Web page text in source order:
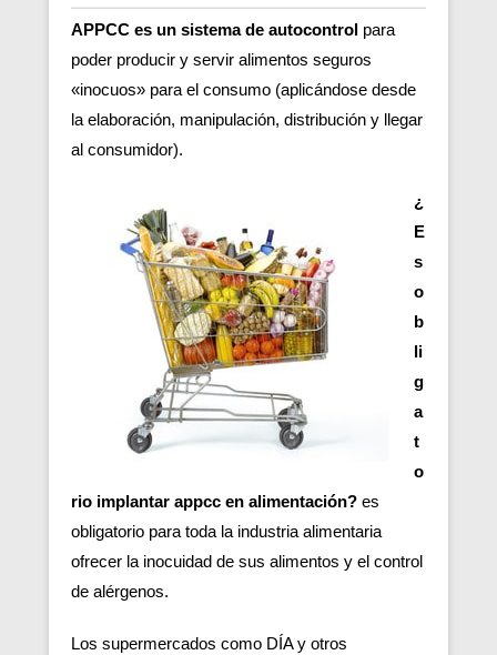
APPCC es un sistema de autocontrol para
poder producir y servir alimentos seguros
«inocuos» para el consumo (aplicándose desde
la elaboración, manipulación, distribución y llegar
al consumidor).
¿
E
s
o
b
li
g
a
t
o
rio implantar appcc en alimentación? es
obligatorio para toda la industria alimentaria
ofrecer la inocuidad de sus alimentos y el control
de alérgenos.
Los supermercados como DÍA y otros